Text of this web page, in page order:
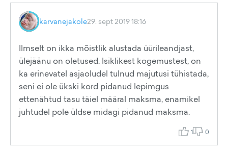
karvanejakole29. sept 2019 18:16
Ilmselt on ikka mõistlik alustada üürileandjast,
ülejäänu on oletused. Isiklikest kogemustest, on
ka erinevatel asjaoludel tulnud majutusi tühistada,
seni ei ole ükski kord pidanud lepimgus
ettenähtud tasu täiel määral maksma, enamikel
juhtudel pole üldse midagi pidanud maksma.
1 0